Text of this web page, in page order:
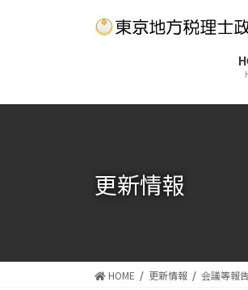
に
ョ
更新情報
HOME 更新情報 会議等報